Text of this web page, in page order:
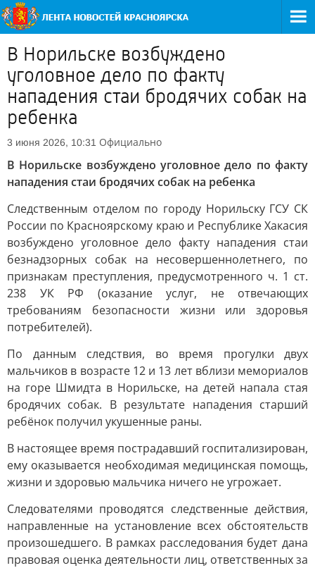
В Норильске возбуждено
уголовное дело по факту
нападения стаи бродячих собак на
ребенка
3 июня 2026, 10:31 Официально
В Норильске возбуждено уголовное дело по факту
нападения стаи бродячих собак на ребенка
Следственным отделом по городу Норильску ГСУ СК
России по Красноярскому краю и Республике Хакасия
возбуждено уголовное дело факту нападения стаи
безнадзорных собак на несовершеннолетнего, по
признакам преступления, предусмотренного ч. 1 ст.
238 УК РФ (оказание услуг, не отвечающих
требованиям безопасности жизни или здоровья
потребителей).
По данным следствия, во время прогулки двух
мальчиков в возрасте 12 и 13 лет вблизи мемориалов
на горе Шмидта в Норильске, на детей напала стая
бродячих собак. В результате нападения старший
ребёнок получил укушенные раны.
В настоящее время пострадавший госпитализирован,
ему оказывается необходимая медицинская помощь,
жизни и здоровью мальчика ничего не угрожает.
Следователями проводятся следственные действия,
направленные на установление всех обстоятельств
произошедшего. В рамках расследования будет дана
правовая оценка деятельности лиц, ответственных за